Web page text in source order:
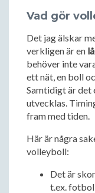
Vad gör
Det jag älskar
verkligen är en
behöver inte
ett nät, en boll
Samtidigt är det
utvecklas.
fram med tiden.
Här är några
volleyboll:
Det är
t.ex.